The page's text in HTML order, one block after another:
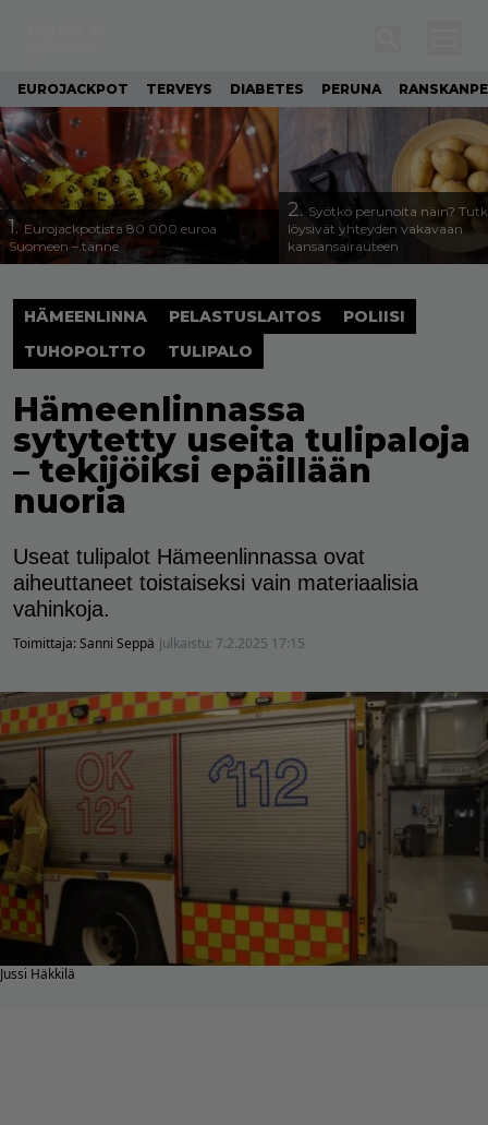
EUROJACKPOT TERVEYS DIABETES PERUNA
1. Eurojackpotista 80 000 euroa
Suomeen – tänne
2. Syötkö perunoita näin?
löysivät yhteyden vakavaan
kansansairauteen
HÄMEENLINNA PELASTUSLAITOS
POLIISI
TUHOPOLTTO
TULIPALO
Hämeenlinnassa
sytytetty useita tulipaloja
– tekijöiksi epäillään
nuoria
Useat tulipalot Hämeenlinnassa ovat
aiheuttaneet toistaiseksi vain materiaalisia
vahinkoja.
Toimittaja:Sanni Seppä Julkaistu: 7.2.2025 17:15
Jussi Häkkilä